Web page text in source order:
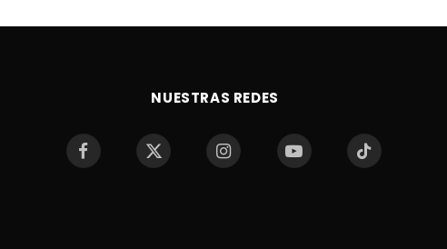
NUESTRAS REDES
Facebook X
InstagramYouTube TikTok